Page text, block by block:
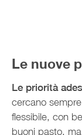
Le nuove
Le priorità
cercano
flessibile, con
buoni pasto,